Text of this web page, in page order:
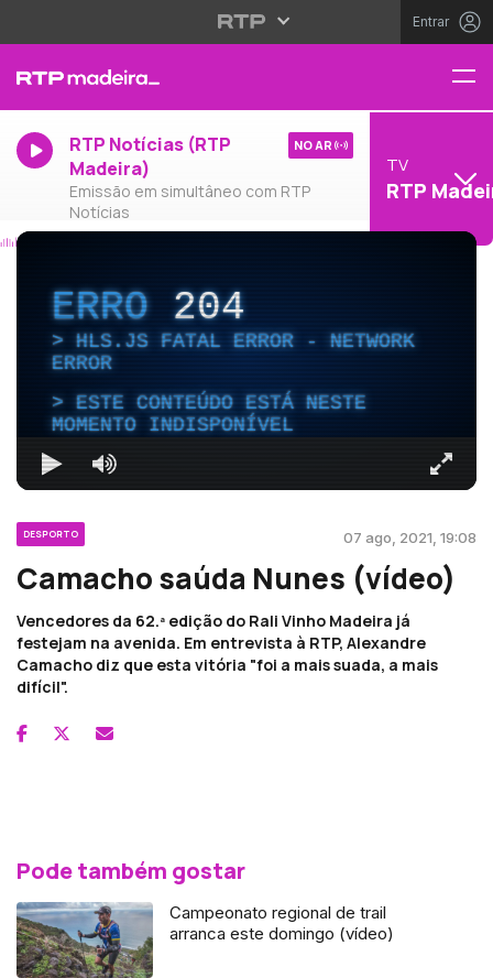
Entrar
RTP Notícias (RTP
Madeira)
Emissão em simultâneo com RTP
Notícias
NO AR
TV
RTP
ERRO204
HLS.JS FATAL ERROR - NETWORK
ERROR
ESTE CONTEÚDO ESTÁ NESTE
MOMENTO INDISPONÍVEL
DESPORTO 07 ago, 2021, 19:08
Camacho saúda Nunes (vídeo)
Vencedores da 62.ª edição do Rali Vinho Madeira já
festejam na avenida. Em entrevista à RTP, Alexandre
Camacho diz que esta vitória "foi a mais suada, a mais
difícil".
Pode também gostar
Campeonato regional de trail
arranca este domingo (vídeo)